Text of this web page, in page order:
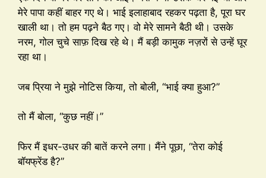
मेरे पापा कहीं बाहर गए थे। भाई इलाहाबाद रहकर पढ़ता है, पूरा घर
खाली था। तो हम पढ़ने बैठ गए। वो मेरे सामने बैठी थी। उसके
नरम, गोल चुचे साफ़ दिख रहे थे। मैं बड़ी कामुक नज़रों से उन्हें घूर
रहा था।
जब प्रिया ने मुझे नोटिस किया, तो बोली, “भाई क्या हुआ?”
तो मैं बोला, “कुछ नहीं।”
फिर मैं इधर-उधर की बातें करने लगा। मैंने पूछा, “तेरा कोई
बॉयफ्रेंड है?”